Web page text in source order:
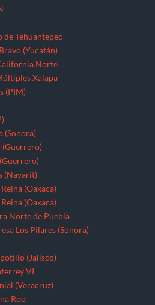
Tehuantepec
(Yucatán)
Norte
Xalapa
(PIM)
(Sonora)
(Guerrero)
(Nayarit)
(Oaxaca)
(Oaxaca)
Norte de Puebla
Los Pilares (Sonora)
(Jalisco)
VI
(Veracruz)
Roo